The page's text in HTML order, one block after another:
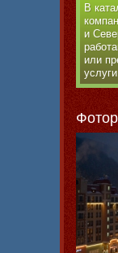
В
и
или
услуги.